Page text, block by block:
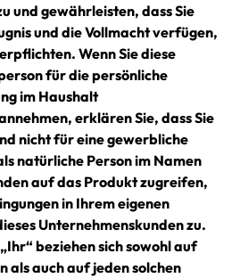
und gewährleisten, dass Sie
und die Vollmacht verfügen,
Wenn Sie diese
für die persönliche
im Haushalt
erklären Sie, dass Sie
nicht für eine gewerbliche
natürliche Person im Namen
auf das Produkt zugreifen,
in Ihrem eigenen
Unternehmenskunden zu.
beziehen sich sowohl auf
als auch auf jeden solchen